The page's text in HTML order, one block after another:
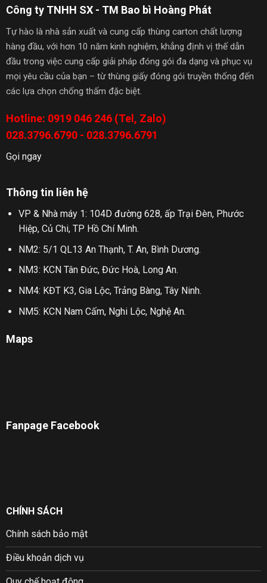
Công ty TNHH SX - TM Bao bì Hoàng Phát
Tự hào là nhà sản xuất và cung cấp thùng carton chất lượng
hàng đầu, với hơn 10 năm kinh nghiệm, khẳng định vị thế dẫn
đầu trong việc cung cấp giải pháp đóng gói đa dạng và phục vụ
mọi yêu cầu của bạn – từ thùng giấy đóng gói truyền thống đến
các lựa chọn chống thấm đặc biệt.
Hotline: 0919 046 246 (Tel, Zalo)
028.3796.6790 - 028.3796.6791
Gọi ngay
Thông tin liên hệ
VP & Nhà máy 1: 104D đường 628, ấp Trại Đèn, Phước
Hiệp, Củ Chi, TP Hồ Chí Minh.
NM2: 5/1 QL13 An Thạnh, T. An, Bình Dương.
NM3: KCN Tân Đức, Đức Hoà, Long An.
NM4: KĐT K3, Gia Lộc, Trảng Bàng, Tây Ninh.
NM5: KCN Nam Cấm, Nghi Lộc, Nghệ An.
Maps
Fanpage Facebook
CHÍNH SÁCH
Chính sách bảo mật
Điều khoản dịch vụ